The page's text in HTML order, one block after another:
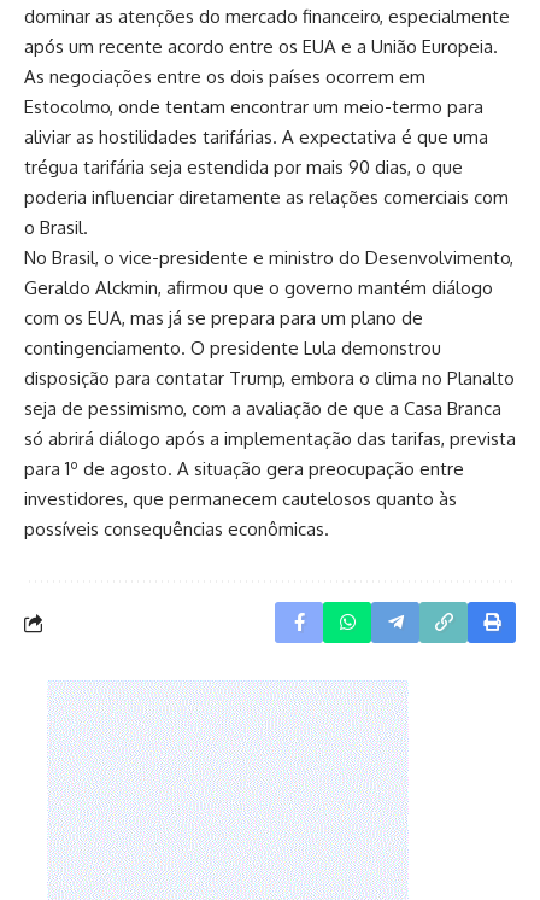
dominar as atenções do mercado financeiro, especialmente
após um recente acordo entre os EUA e a União Europeia.
As negociações entre os dois países ocorrem em
Estocolmo, onde tentam encontrar um meio-termo para
aliviar as hostilidades tarifárias. A expectativa é que uma
trégua tarifária seja estendida por mais 90 dias, o que
poderia influenciar diretamente as relações comerciais com
o Brasil.
No Brasil, o vice-presidente e ministro do Desenvolvimento,
Geraldo Alckmin, afirmou que o governo mantém diálogo
com os EUA, mas já se prepara para um plano de
contingenciamento. O presidente Lula demonstrou
disposição para contatar Trump, embora o clima no Planalto
seja de pessimismo, com a avaliação de que a Casa Branca
só abrirá diálogo após a implementação das tarifas, prevista
para 1º de agosto. A situação gera preocupação entre
investidores, que permanecem cautelosos quanto às
possíveis consequências econômicas.